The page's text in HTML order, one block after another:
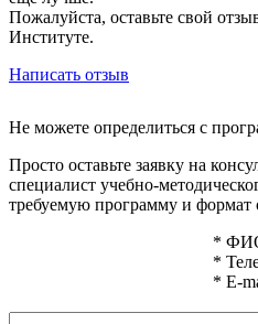
Пожалуйста, оставьте свой
Институте.
Написать отзыв
Не можете определиться с
Просто оставьте заявку на
специалист учебно-
требуемую программу и формат
*
*
* E-